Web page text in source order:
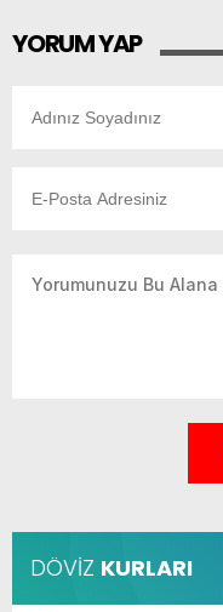
YORUM YAP
DÖVİZ KURLARI